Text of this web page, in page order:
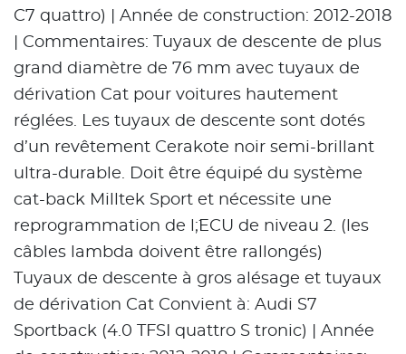
C7 quattro) | Année de construction: 2012-2018
| Commentaires: Tuyaux de descente de plus
grand diamètre de 76 mm avec tuyaux de
dérivation Cat pour voitures hautement
réglées. Les tuyaux de descente sont dotés
d’un revêtement Cerakote noir semi-brillant
ultra-durable. Doit être équipé du système
cat-back Milltek Sport et nécessite une
reprogrammation de l´;ECU de niveau 2. (les
câbles lambda doivent être rallongés)
Tuyaux de descente à gros alésage et tuyaux
de dérivation Cat Convient à: Audi S7
Sportback (4.0 TFSI quattro S tronic) | Année